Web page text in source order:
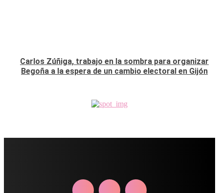
Carlos Zúñiga, trabajo en la sombra para organizar
Begoña a la espera de un cambio electoral en Gijón